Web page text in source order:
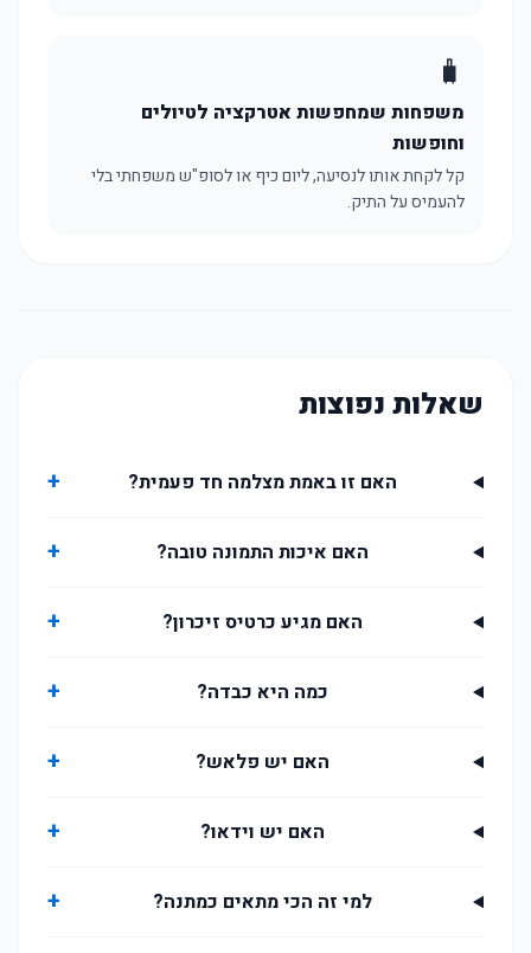
🧳
משפחות שמחפשות אטרקציה לטיולים
וחופשות
קל לקחת אותו לנסיעה, ליום כיף או לסופ"ש משפחתי בלי
להעמיס על התיק.
שאלות נפוצות
האם זו באמת מצלמה חד פעמית? +
האם איכות התמונה טובה? +
האם מגיע כרטיס זיכרון? +
כמה היא כבדה? +
האם יש פלאש? +
האם יש וידאו? +
למי זה הכי מתאים כמתנה? +